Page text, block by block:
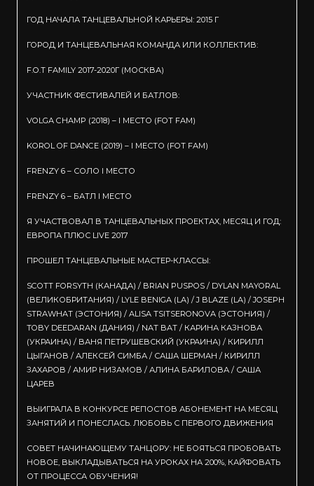
ГОД НАЧАЛА ТАНЦЕВАЛЬНОЙ КАРЬЕРЫ: 2015 Г
ГОРОД И ТАНЦЕВАЛЬНАЯ КОМАНДА ИЛИ КОЛЛЕКТИВ:
F.O.T FAMILY 2017-2020Г (МОСКВА)
УЧАСТНИК ФЕСТИВАЛЕЙ И БАТЛОВ:
VOLGA CHAMP (2018) – I МЕСТО (FOT FAM)
KOROL OF DANCE (2019) – I МЕСТО (FOT FAM)
FRENZY 6 – СОЛО I МЕСТО
FRENZY 6 – БАТЛ I МЕСТО
Я УЧАСТВОВАЛ В ТАНЦЕВАЛЬНЫХ ПРОЕКТАХ, МЕСЯЦ И ГОД:
ЕВРОПА ПЛЮС LIVE 2017
ПРОШЕЛ ТАНЦЕВАЛЬНЫЕ МАСТЕР-КЛАССЫ:
SCOTT FORSYTH (КАНАДА) / BRIAN PUSPOS / DYLAN MAYORAL
(ВЕЛИКОБРИТАНИЯ) / LYLE BENIGA (LA) / J BLAZE (LA) / JOSEPH
STRAWHAT (ЭСТОНИЯ) / ALISA TSITSERONOVA (ЭСТОНИЯ) /
TOBY DEEDARAN (ДАНИЯ) / NAT BAT / КАРИНА КАЗНОВА
(УКРАИНА) / ВАНЯ ПЕТРУШЕВСКИЙ (УКРАИНА) / КИРИЛЛ
ЦЫГАНОВ / АЛЕКСЕЙ СИМБА / САША ШЕРМАН / КИРИЛЛ
ЗАХАРОВ / АМИР НИЗАМОВ / АЛИНА БАРИЛОВА / САША
ЦАРЕВ
ВЫИГРАЛА В КОНКУРСЕ РЕПОСТОВ АБОНЕМЕНТ НА МЕСЯЦ
ЗАНЯТИЙ И ПОНЕСЛАСЬ. ЛЮБОВЬ С ПЕРВОГО ДВИЖЕНИЯ
СОВЕТ НАЧИНАЮЩЕМУ ТАНЦОРУ: НЕ БОЯТЬСЯ ПРОБОВАТЬ
НОВОЕ, ВЫКЛАДЫВАТЬСЯ НА УРОКАХ НА 200%, КАЙФОВАТЬ
ОТ ПРОЦЕССА ОБУЧЕНИЯ!